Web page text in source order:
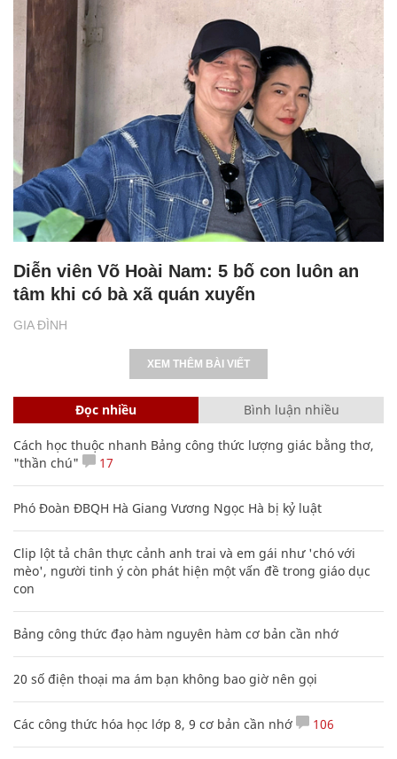
GIA ĐÌNH
Diễn viên Võ Hoài Nam: 5 bố con luôn an
tâm khi có bà xã quán xuyến
XEM THÊM BÀI VIẾT
Đọc nhiều Bình luận nhiều
Cách học thuộc nhanh Bảng công thức lượng giác bằng thơ,
"thần chú"
17
Phó Đoàn ĐBQH Hà Giang Vương Ngọc Hà bị kỷ luật
Clip lột tả chân thực cảnh anh trai và em gái như 'chó với
mèo', người tinh ý còn phát hiện một vấn đề trong giáo dục
con
Bảng công thức đạo hàm nguyên hàm cơ bản cần nhớ
20 số điện thoại ma ám bạn không bao giờ nên gọi
Các công thức hóa học lớp 8, 9 cơ bản cần nhớ 106